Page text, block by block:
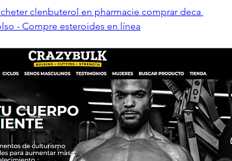
clenbuterol en pharmacie comprar deca
- Compre esteroides en línea